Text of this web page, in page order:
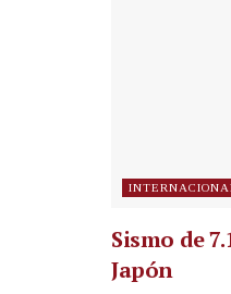
Sismo de
Japón